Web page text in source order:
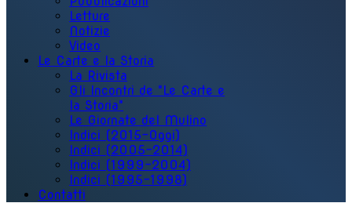
Letture
Notizie
Video
Le Carte e la Storia
La Rivista
Gli Incontri de "Le Carte e
la Storia"
Le Giornate del Mulino
Indici (2015-Oggi)
Indici (2005-2014)
Indici (1999-2004)
Indici (1995-1998)
Contatti